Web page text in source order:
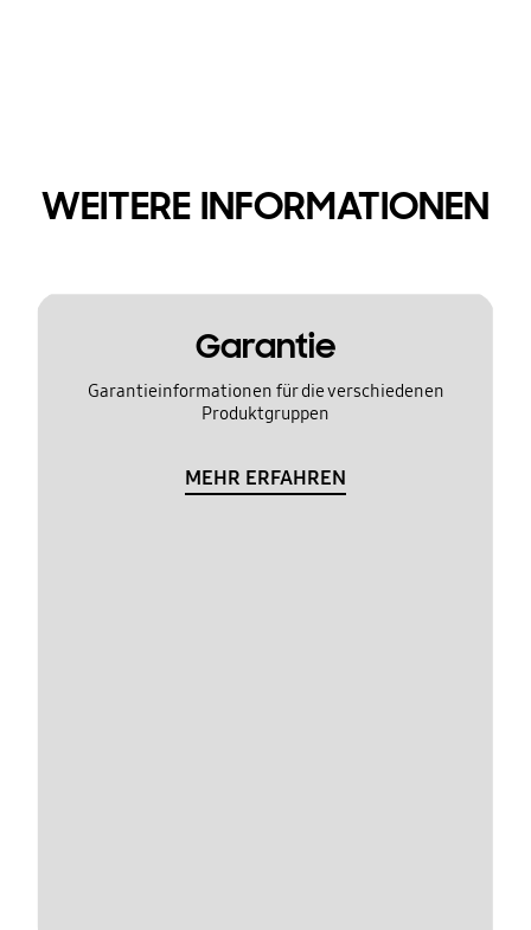
WEITERE INFORMATIONEN
Garantie
Garantieinformationen für die verschiedenen
Produktgruppen
MEHR ERFAHREN